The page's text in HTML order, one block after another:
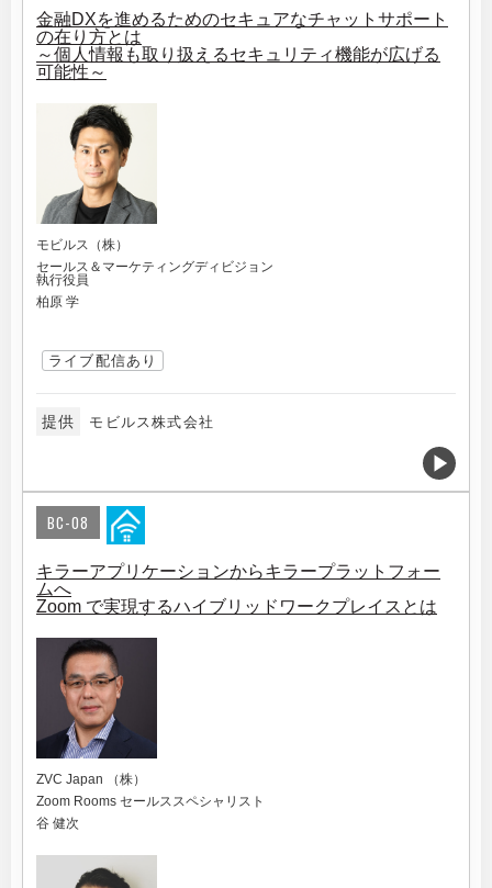
金融DXを進めるためのセキュアなチャットサポート
の在り方とは
～個人情報も取り扱えるセキュリティ機能が広げる
可能性～
モビルス（株）
セールス＆マーケティングディビジョン
執行役員
柏原 学
ライブ配信あり
提供 モビルス株式会社
BC-08
キラーアプリケーションからキラープラットフォー
ムへ
Zoom で実現するハイブリッドワークプレイスとは
ZVC Japan （株）
Zoom Rooms セールススペシャリスト
谷 健次